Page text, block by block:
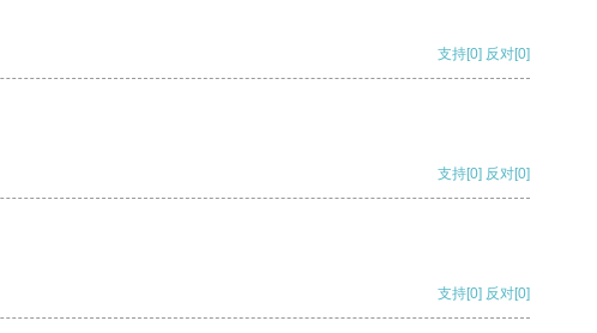
支持[0] 反对[0]
支持[0] 反对[0]
支持[0] 反对[0]